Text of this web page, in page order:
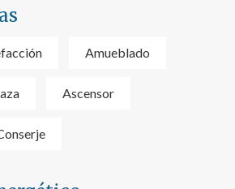
Amueblado
Ascensor